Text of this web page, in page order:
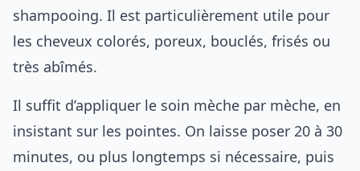
shampooing. Il est particulièrement utile pour
les cheveux colorés, poreux, bouclés, frisés ou
très abîmés.
Il suffit d’appliquer le soin mèche par mèche, en
insistant sur les pointes. On laisse poser 20 à 30
minutes, ou plus longtemps si nécessaire, puis